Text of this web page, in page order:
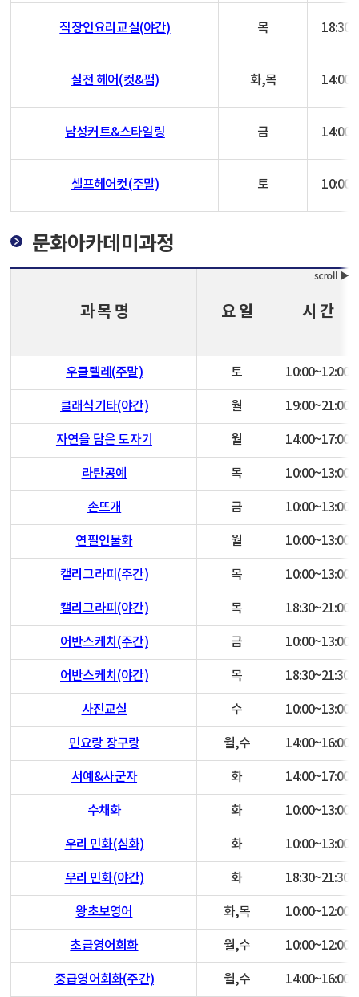
직장인요리교실(야간) 목
실전 헤어(컷&펌) 화,목
남성커트&스타일링 금
셀프헤어컷(주말) 토
문화아카데미과정
과 목 명 요 일 시 간
우쿨렐레(주말) 토 10:00~12:00
클래식기타(야간) 월 19:00~21:00
자연을 담은 도자기 월 14:00~17:00
라탄공예 목 10:00~13:00
손뜨개 금 10:00~13:00
연필인물화 월 10:00~13:00
캘리그라피(주간) 목 10:00~13:00
캘리그라피(야간) 목 18:30~21:00
어반스케치(주간) 금 10:00~13:00
어반스케치(야간) 목 18:30~21:30
사진교실 수 10:00~13:00
민요랑 장구랑 월,수 14:00~16:00
서예&사군자 화 14:00~17:00
수채화 화 10:00~13:00
우리 민화(심화) 화 10:00~13:00
우리 민화(야간) 화 18:30~21:30
왕초보영어 화,목 10:00~12:00
초급영어회화 월,수 10:00~12:00
중급영어회화(주간) 월,수 14:00~16:00